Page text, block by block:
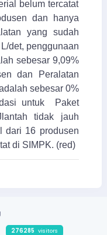
belum tercatat
dan hanya
yang sudah
det, penggunaan
sebesar 9,09%
dan Peralatan
sebesar 0%
untuk Paket
tidak jauh
dari 16 produsen
di SIMPK. (red)
276285 visitors